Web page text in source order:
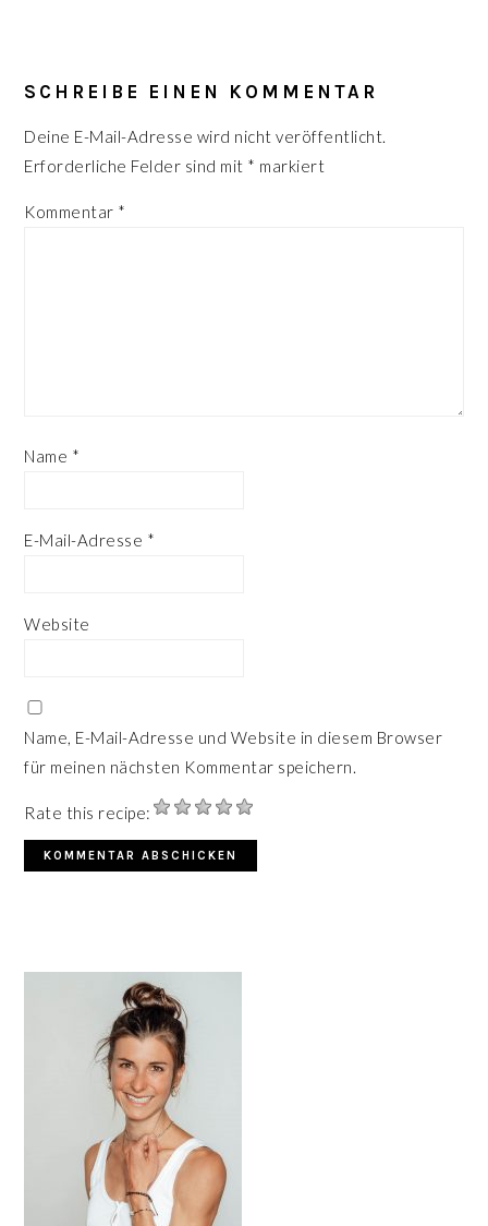
SCHREIBE EINEN KOMMENTAR
Deine E-Mail-Adresse wird nicht veröffentlicht.
Erforderliche Felder sind mit * markiert
Kommentar *
Name *
E-Mail-Adresse *
Website
Name, E-Mail-Adresse und Website in diesem Browser
für meinen nächsten Kommentar speichern.
Rate this recipe:
SIDEBAR